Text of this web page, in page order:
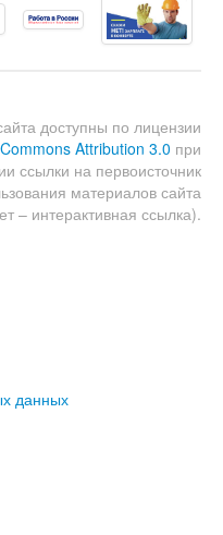
доступны по лицензии
Attribution 3.0 при
ссылки на первоисточник
материалов сайта
– интерактивная ссылка).
данных